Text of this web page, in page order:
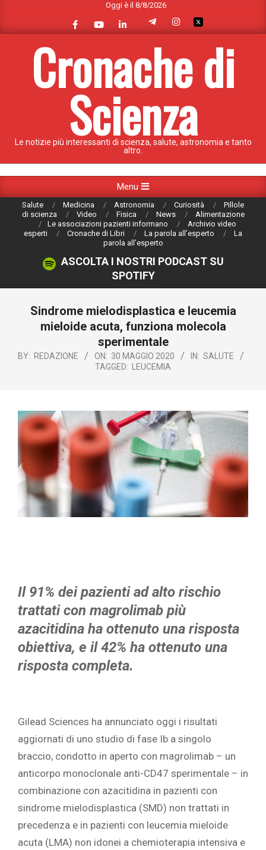
content
Oggi è il 8/8/2026
Cronache di
Scienza
Le notizie più interessanti di scienza, salute, astronomia e tanto
altro.
Navigation
Menu
Salute Medicina Astronomia Curiosità
Pillole
di scienza
Video Fisica News
Alimentazione
Le associazioni pazienti informano
Archivio video
esperti
Cronache di Libri La parola all’esperto
La
parola all’esperto
ASCOLTA I NOSTRI PODCAST SU
SPOTIFY
Sindrome mielodisplastica e leucemia
mieloide acuta, funziona molecola
sperimentale
BY: REDAZIONE ON: 30 MAGGIO 2020 IN: SALUTE
TAGGED: LEUCEMIA
Il 91% dei pazienti ad alto rischio
trattati con magrolimab più
azacitidina ha ottenuto una risposta
obiettiva, e il 42% ha ottenuto una
risposta completa.
Gilead Sciences ha annunciato oggi i risultati
aggiornati di uno studio di fase Ib a singolo
braccio, condotto in aperto con magrolimab – un
anticorpo monoclonale anti-CD47 sperimentale – in
combinazione con azacitidina in pazienti con
sindrome mielodisplastica (SMD) non trattati in
precedenza e in pazienti con leucemia mieloide
acuta (LMA) non idonei a chemioterapia intensiva e